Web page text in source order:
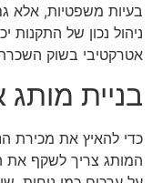
בעיות משפטיות, אלא
ניהול נכון של התקנות
אטרקטיבי בשוק
בניית
כדי להאיץ את מכירת
המותג צריך לשקף את